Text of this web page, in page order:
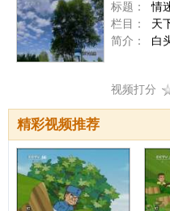
标题：
情
栏目：
天
简介：
白
视频打分
精彩视频推荐